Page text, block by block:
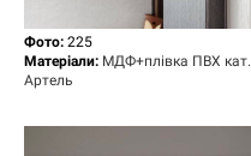
Фото: 225
Матеріали: МДФ+плівка ПВХ кат.
Артель